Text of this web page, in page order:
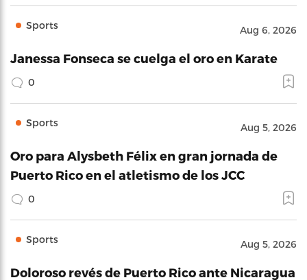
Sports Aug 6, 2026
Janessa Fonseca se cuelga el oro en Karate
0
Sports Aug 5, 2026
Oro para Alysbeth Félix en gran jornada de
Puerto Rico en el atletismo de los JCC
0
Sports Aug 5, 2026
Doloroso revés de Puerto Rico ante Nicaragua